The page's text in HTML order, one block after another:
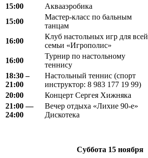
15:00 Аквааэробика
15:00
Мастер-класс по бальным
танцам
16:00
Клуб настольных игр для всей
семьи «Игрополис»
16:00
Турнир по настольному
теннису
18:30 –
21:00
Настольный теннис (спорт
инструктор: 8 983 177 19 99)
20:00 Концерт Сергея Хижняка
21:00 —
24:00
Вечер отдыха «Лихие 90-е»
Дискотека
Суббота 15 ноября